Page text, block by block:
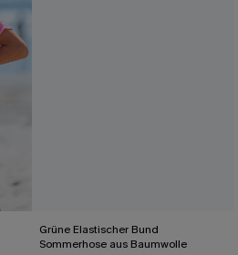
Grüne Elastischer Bund
Sommerhose aus Baumwolle